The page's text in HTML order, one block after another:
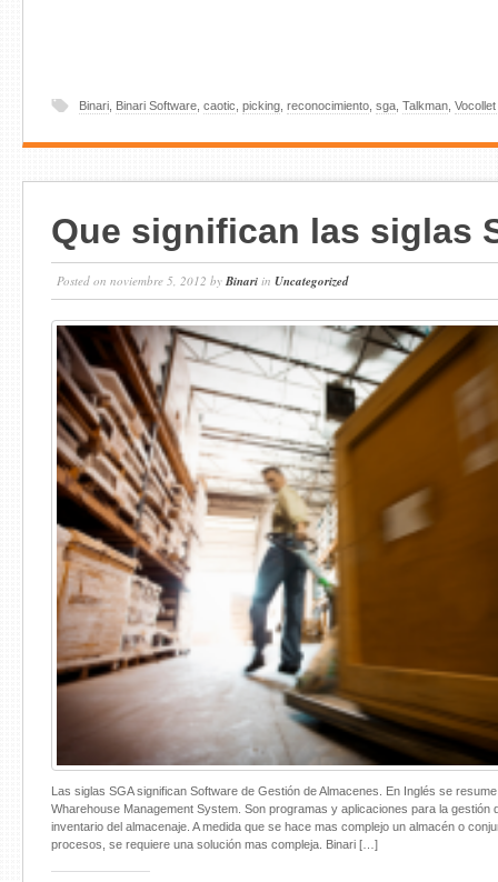
Binari Binari Software caotic picking reconocimiento sga Talkman
Que significan las siglas
Posted on noviembre 5, 2012 by Binariin Uncategorized
Las siglas SGA significan Software de Gestión de Almacenes. En Inglés se
Wharehouse Management System. Son programas y aplicaciones para la gestión
inventario del almacenaje. A medida que se hace mas complejo un almacén o
procesos, se requiere una solución mas compleja. Binari […]